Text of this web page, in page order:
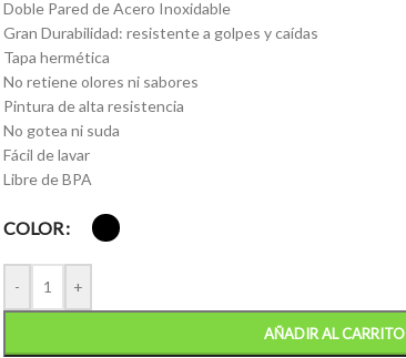
Doble Pared de Acero Inoxidable
Gran Durabilidad: resistente a golpes y caídas
Tapa hermética
No retiene olores ni sabores
Pintura de alta resistencia
No gotea ni suda
Fácil de lavar
Libre de BPA
COLOR
- +
AÑADIR AL CARRITO